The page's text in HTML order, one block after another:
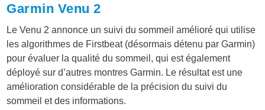
Garmin Venu 2
Le Venu 2 annonce un suivi du sommeil amélioré qui utilise
les algorithmes de Firstbeat (désormais détenu par Garmin)
pour évaluer la qualité du sommeil, qui est également
déployé sur d’autres montres Garmin. Le résultat est une
amélioration considérable de la précision du suivi du
sommeil et des informations.